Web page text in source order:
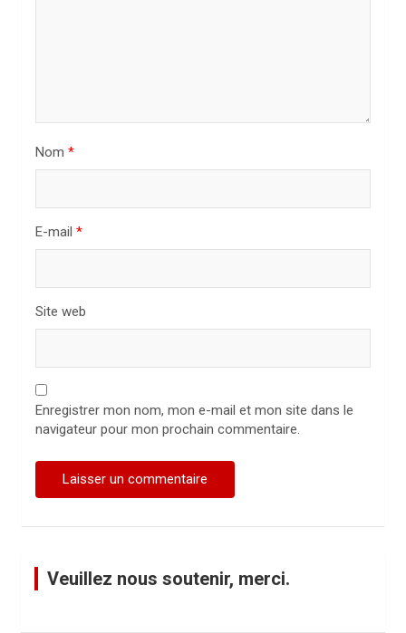
Nom *
E-mail *
Site web
Enregistrer mon nom, mon e-mail et mon site dans le
navigateur pour mon prochain commentaire.
Veuillez nous soutenir, merci.